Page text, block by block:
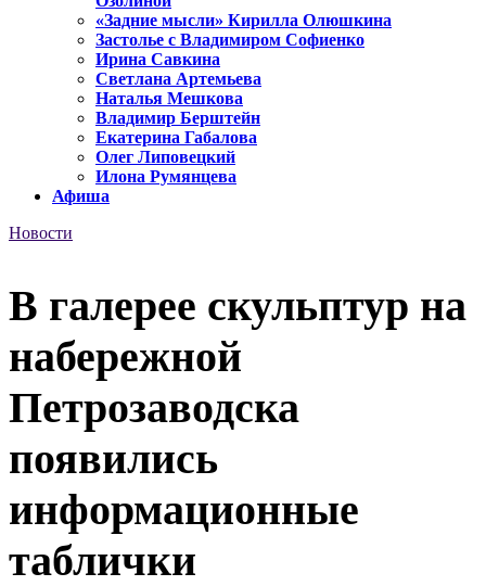
«Задние мысли» Кирилла Олюшкина
Застолье с Владимиром Софиенко
Ирина Савкина
Светлана Артемьева
Наталья Мешкова
Владимир Берштейн
Екатерина Габалова
Олег Липовецкий
Илона Румянцева
Афиша
Новости
В галерее скульптур на
набережной
Петрозаводска
появились
информационные
таблички